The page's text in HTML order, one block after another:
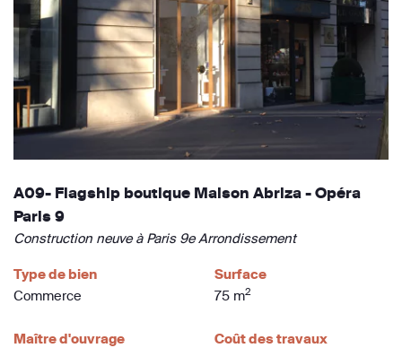
A09- Flagship boutique Maison Abriza - Opéra
Paris 9
Construction neuve à Paris 9e Arrondissement
Type de bien
Commerce
Surface
75 m2
Maître d'ouvrage
Coût des travaux